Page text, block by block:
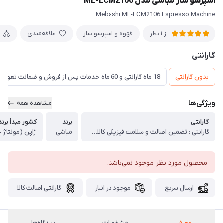
Mebashi ME-ECM2106 Espresso Machine
از 1 نظر قهوه و اسپرسو ساز علاقه‌مندی
گارانتی
بدون گارانتی 18 ماه گارانتی و 60 ماه خدمات پس از فروش و ضمانت تعویض
ویژگی‌ها مشاهده همه
گارانتی
گارانتی : تضمین اصالت و سلامت فیزیکی کالا (اورجینال)
برند
مباشی
کشور مبدأ
ژاپن
محصول مورد نظر موجود نمی‌باشد.
ارسال سریع موجود در انبار گارانتی اصالت کالا